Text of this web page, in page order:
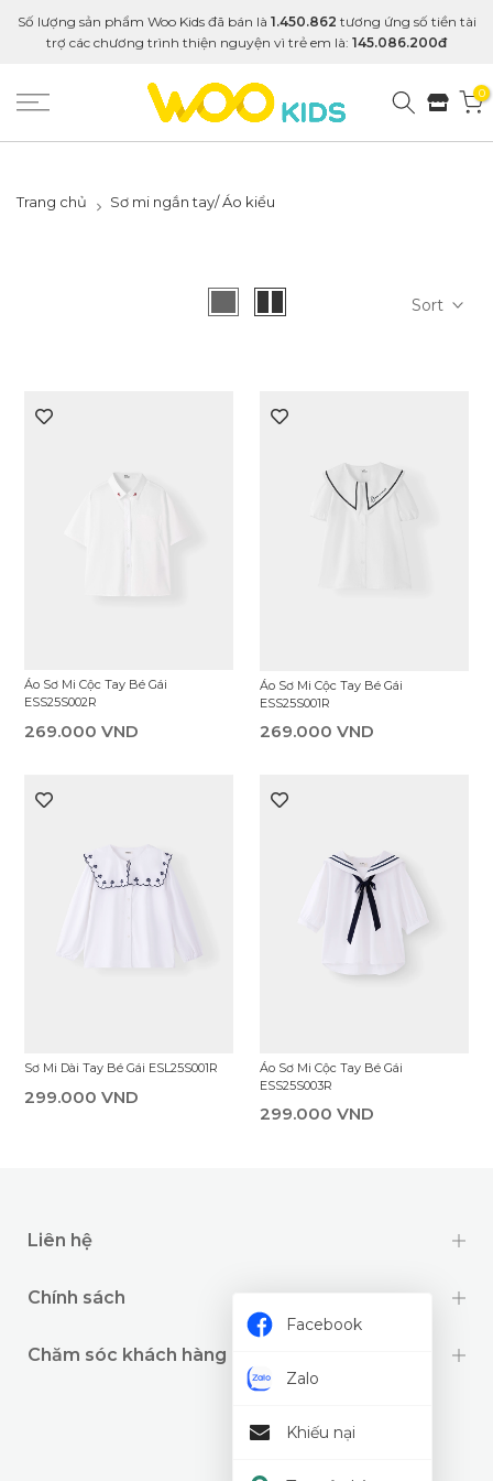
Số lượng sản phẩm Woo Kids đã bán là 1.450.862 tương ứng số tiền tài
trợ các chương trình thiện nguyện vì trẻ em là: 145.086.200đ
0
Trang chủ Sơ mi ngắn tay/ Áo kiểu
Sort
Áo Sơ Mi Cộc Tay Bé Gái
ESS25S002R
269.000 VND
Áo Sơ Mi Cộc Tay Bé Gái
ESS25S001R
269.000 VND
Sơ Mi Dài Tay Bé Gái ESL25S001R
299.000 VND
Áo Sơ Mi Cộc Tay Bé Gái
ESS25S003R
299.000 VND
Liên hệ
Chính sách
Chăm sóc khách hàng
Facebook
Zalo
Khiếu nại